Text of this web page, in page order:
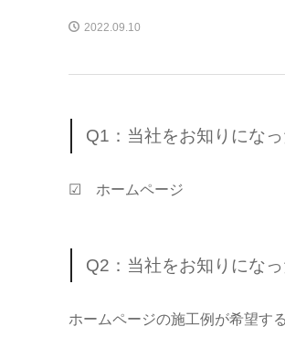
2022.09.10
Q1：当社をお知りにな
☑ ホームページ
Q2：当社をお知りにな
ホームページの施工例が希望す